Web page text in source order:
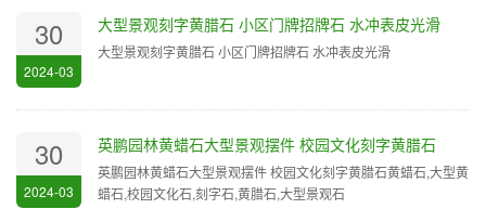
30
2024-03
大型景观刻字黄腊石 小区门牌招牌石 水冲表皮光滑
大型景观刻字黄腊石 小区门牌招牌石 水冲表皮光滑
30
2024-03
英鹏园林黄蜡石大型景观摆件 校园文化刻字黄腊石
英鹏园林黄蜡石大型景观摆件 校园文化刻字黄腊石黄蜡石,大型黄
蜡石,校园文化石,刻字石,黄腊石,大型景观石